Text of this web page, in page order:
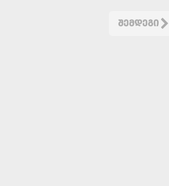
ᲨᲔᲛᲓᲔᲒᲘ